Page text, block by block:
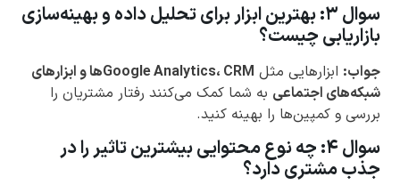
سوال ۳: بهترین ابزار برای تحلیل داده و بهینه‌سازی
بازاریابی چیست؟
جواب: ابزارهایی مثل
Google Analytics، CRMها و ابزارهای
شبکه‌های اجتماعی به شما کمک می‌کنند رفتار مشتریان را
بررسی و کمپین‌ها را بهینه کنید.
سوال ۴: چه نوع محتوایی بیشترین تاثیر را در
جذب مشتری دارد؟